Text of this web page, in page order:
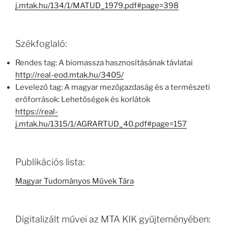
j.mtak.hu/134/1/MATUD_1979.pdf#page=398
Székfoglaló:
Rendes tag: A biomassza hasznosításának távlatai
http://real-eod.mtak.hu/3405/
Levelező tag: A magyar mezőgazdaság és a természeti
erőforrások: Lehetőségek és korlátok
https://real-
j.mtak.hu/1315/1/AGRARTUD_40.pdf#page=157
Publikációs lista:
Magyar Tudományos Művek Tára
Digitalizált művei az MTA KIK gyűjteményében: